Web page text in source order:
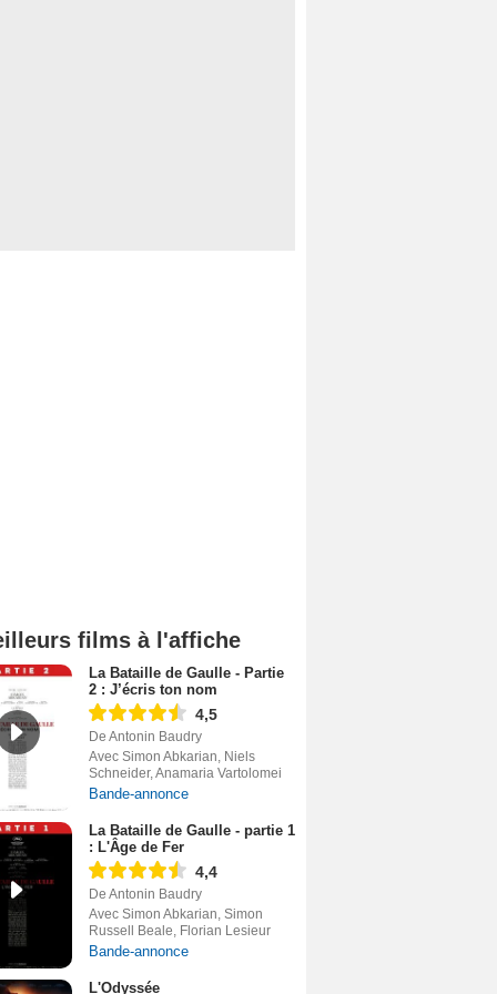
films à l'affiche
La Bataille de Gaulle - Partie
2 : J’écris ton nom
4,5
De Antonin Baudry
Avec Simon Abkarian, Niels
Schneider, Anamaria Vartolomei
Bande-annonce
La Bataille de Gaulle - partie 1
: L'Âge de Fer
4,4
De Antonin Baudry
Avec Simon Abkarian, Simon
Russell Beale, Florian Lesieur
Bande-annonce
L'Odyssée